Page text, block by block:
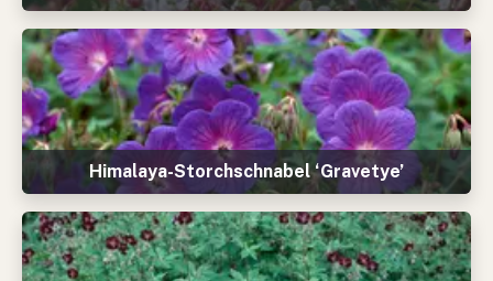
Himalaya-Storchschnabel ‘Gravetye’